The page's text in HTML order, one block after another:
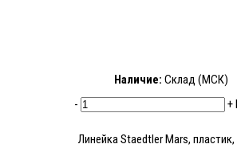
Наличие: Склад (МСК)
-
+
Линейка Staedtler Mars, пластик,